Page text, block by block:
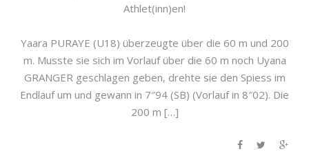
Athlet(inn)en!
Yaara PURAYE (U18) überzeugte über die 60 m und 200
m. Musste sie sich im Vorlauf über die 60 m noch Uyana
GRANGER geschlagen geben, drehte sie den Spiess im
Endlauf um und gewann in 7″94 (SB) (Vorlauf in 8″02). Die
200 m […]